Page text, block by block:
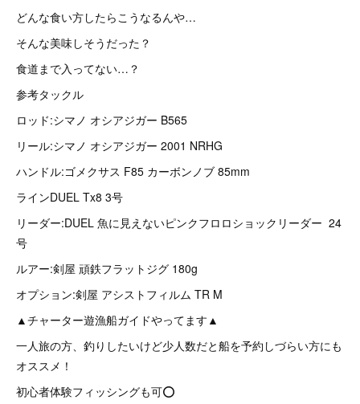
どんな食い方したらこうなるんや…
そんな美味しそうだった？
食道まで入ってない…？
参考タックル
ロッド:シマノ オシアジガー B565
リール:シマノ オシアジガー 2001 NRHG
ハンドル:ゴメクサス F85 カーボンノブ 85mm
ラインDUEL Tx8 3号
リーダー:DUEL 魚に見えないピンクフロロショックリーダー 24
号
ルアー:剣屋 頑鉄フラットジグ 180g
オプション:剣屋 アシストフィルム TR M
▲チャーター遊漁船ガイドやってます▲
一人旅の方、釣りしたいけど少人数だと船を予約しづらい方にも
オススメ！
初心者体験フィッシングも可⭕